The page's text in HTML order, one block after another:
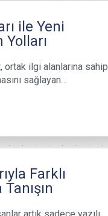
ile Yeni
Yolları
ilgi alanlarına sahip
sağlayan…
Farklı